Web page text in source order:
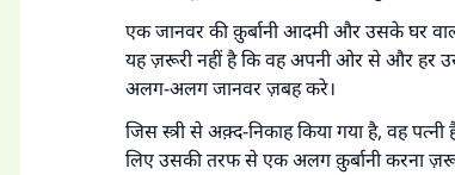
एक जानवर की क़ुर्बानी आदमी और उसके घर
यह ज़रूरी नहीं है कि वह अपनी ओर से और हर
अलग-अलग जानवर ज़बह करे।
जिस स्त्री से अक़्द-निकाह किया गया है, वह
लिए उसकी तरफ से एक अलग क़ुर्बानी करना
उम्मत के
अल्लाह के रसूल
'जो व्यक्ति भलाई का मार्ग